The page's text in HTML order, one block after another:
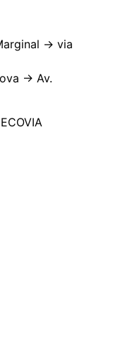
-> via
-> Av.